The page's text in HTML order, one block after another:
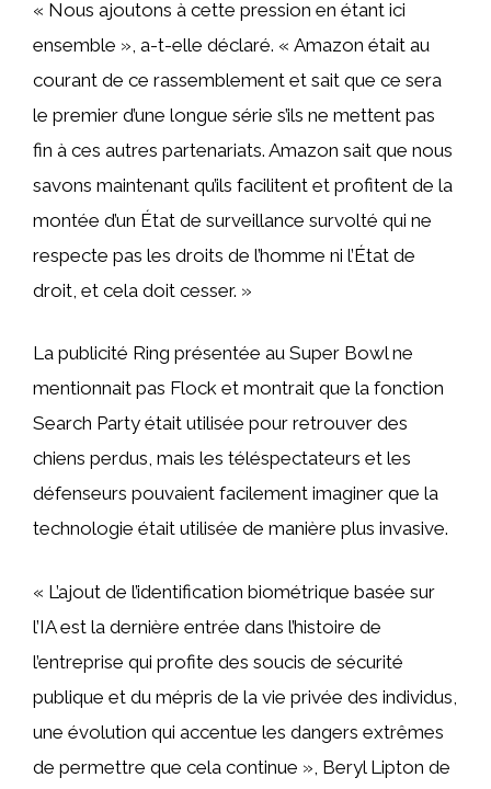
« Nous ajoutons à cette pression en étant ici
ensemble », a-t-elle déclaré. « Amazon était au
courant de ce rassemblement et sait que ce sera
le premier d’une longue série s’ils ne mettent pas
fin à ces autres partenariats. Amazon sait que nous
savons maintenant qu’ils facilitent et profitent de la
montée d’un État de surveillance survolté qui ne
respecte pas les droits de l’homme ni l’État de
droit, et cela doit cesser. »
La publicité Ring présentée au Super Bowl ne
mentionnait pas Flock et montrait que la fonction
Search Party était utilisée pour retrouver des
chiens perdus, mais les téléspectateurs et les
défenseurs pouvaient facilement imaginer que la
technologie était utilisée de manière plus invasive.
« L’ajout de l’identification biométrique basée sur
l’IA est la dernière entrée dans l’histoire de
l’entreprise qui profite des soucis de sécurité
publique et du mépris de la vie privée des individus,
une évolution qui accentue les dangers extrêmes
de permettre que cela continue », Beryl Lipton de